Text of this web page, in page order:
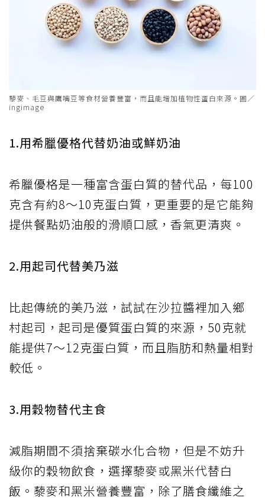
藜麥、毛豆與鷹嘴豆等食材營養豐富，而且能增加植物性蛋白來源。圖／
ingimage
1.用希臘優格代替奶油或鮮奶油
希臘優格是一種富含蛋白質的替代品，每100
克含有約8～10克蛋白質，更重要的是它能夠
提供餐點奶油般的滑順口感，香氣更清爽。
2.用起司代替美乃滋
比起傳統的美乃滋，試試在沙拉醬裡加入鄉
村起司，起司是優質蛋白質的來源，50克就
能提供7～12克蛋白質，而且脂肪和熱量相對
較低。
3.用穀物替代主食
減脂期間不須捨棄碳水化合物，但是不妨升
級你的穀物飲食，選擇藜麥或黑米代替白
飯。藜麥和黑米營養豐富，除了膳食纖維之